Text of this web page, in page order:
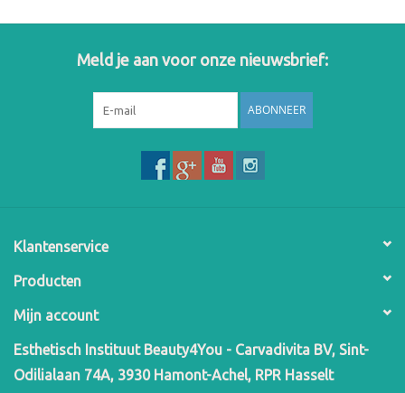
Meld je aan voor onze nieuwsbrief:
ABONNEER
Klantenservice
Producten
Mijn account
Esthetisch Instituut Beauty4You - Carvadivita BV, Sint-
Odilialaan 74A, 3930 Hamont-Achel, RPR Hasselt